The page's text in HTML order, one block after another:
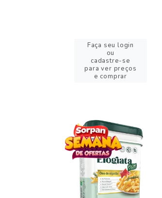
Faça seu login
ou
cadastre-se
para ver preços
e comprar